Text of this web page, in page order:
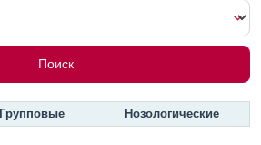
Групповые Нозологические